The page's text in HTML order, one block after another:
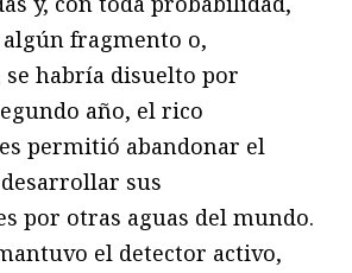
fragmento o,
habría disuelto por
año, el rico
permitió abandonar el
sus
por otras aguas del mundo.
el detector activo,